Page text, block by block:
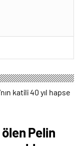
Pelin